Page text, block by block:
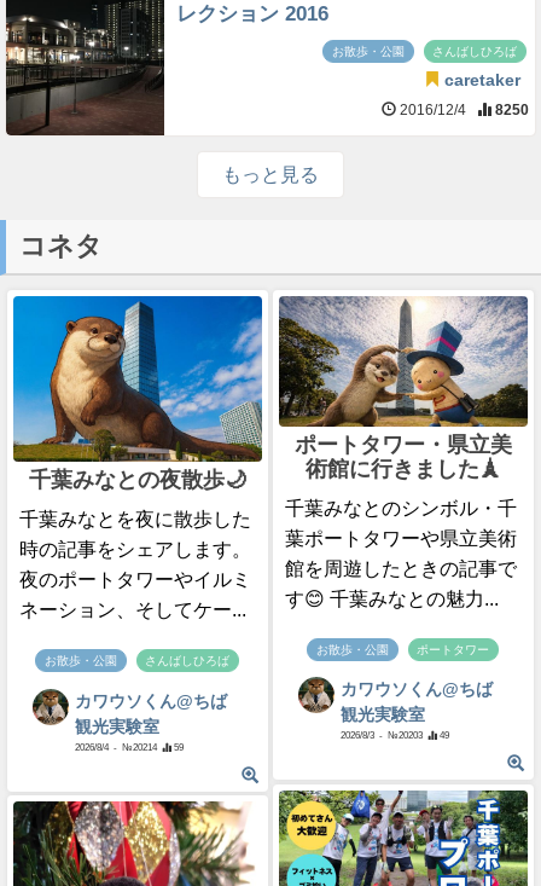
レクション 2016
お散歩・公園 さんばしひろば
caretaker
2016/12/4 8250
もっと見る
コネタ
千葉みなとの夜散歩🌙
千葉みなとを夜に散歩した
時の記事をシェアします。
夜のポートタワーやイルミ
ネーション、そしてケー...
お散歩・公園 さんばしひろば
カワウソくん@ちば
観光実験室
2026/8/4 - №20214 59
ポートタワー・県立美
術館に行きました🗼
千葉みなとのシンボル・千
葉ポートタワーや県立美術
館を周遊したときの記事で
す😊 千葉みなとの魅力...
お散歩・公園 ポートタワー
カワウソくん@ちば
観光実験室
2026/8/3 - №20203 49